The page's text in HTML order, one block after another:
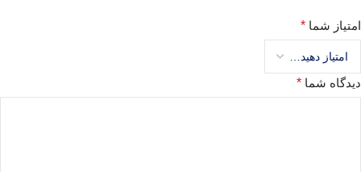
امتیاز شما *
دیدگاه شما *